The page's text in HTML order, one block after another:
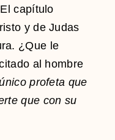
capítulo
y de Judas
¿Que le
al hombre
profeta que
que con su